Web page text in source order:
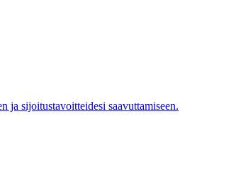
ja sijoitustavoitteidesi saavuttamiseen.